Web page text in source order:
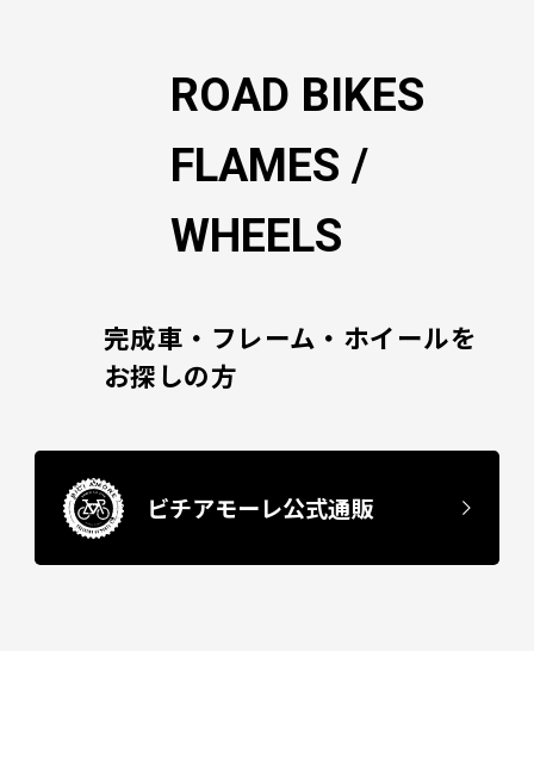
ROAD BIKES
FLAMES /
WHEELS
完成車・フレーム・ホイールを
お探しの方
ビチアモーレ公式通販